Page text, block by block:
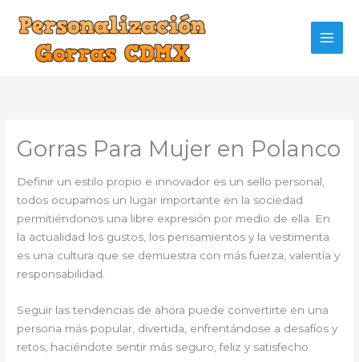
contenido
Gorras Para Mujer en Polanco
Definir un estilo propio e innovador es un sello personal,
todos ocupamos un lugar importante en la sociedad
permitiéndonos una libre expresión por medio de ella. En
la actualidad los gustos, los pensamientos y la vestimenta
es una cultura que se demuestra con más fuerza, valentía y
responsabilidad.
Seguir las tendencias de ahora puede convertirte en una
persona más popular, divertida, enfrentándose a desafíos y
retos, haciéndote sentir más seguro, feliz y satisfecho.